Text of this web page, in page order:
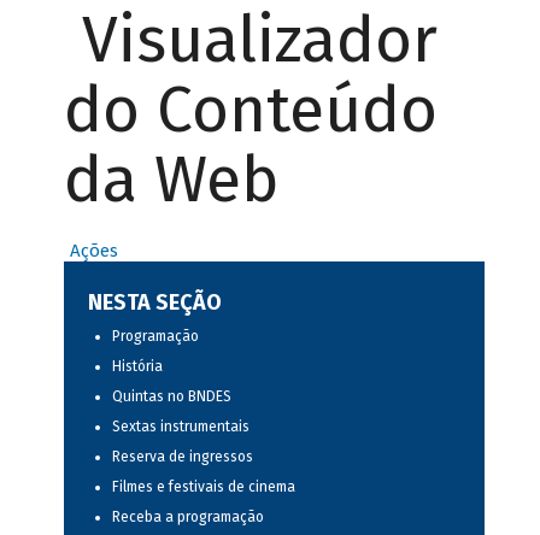
Visualizador
do Conteúdo
da Web
Ações
NESTA SEÇÃO
Programação
História
Quintas no BNDES
Sextas instrumentais
Reserva de ingressos
Filmes e festivais de cinema
Receba a programação